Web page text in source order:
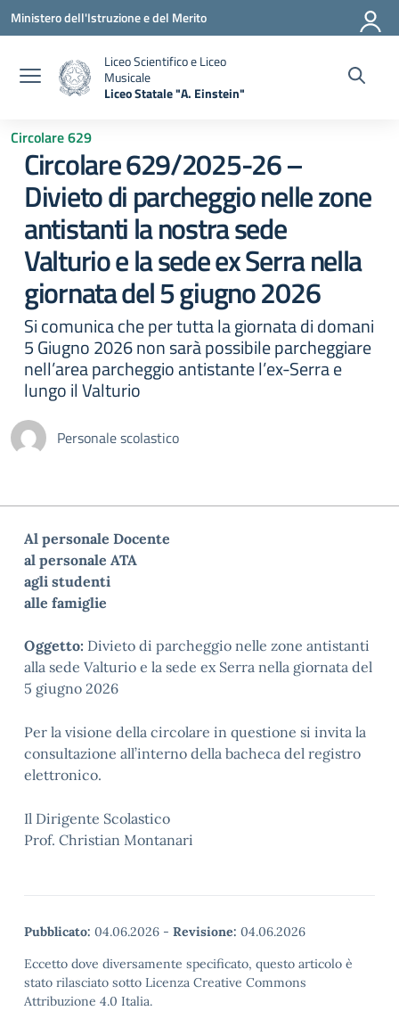
Vai ai contenuti
Vai al menu di navigazione
Vai al footer
Ministero dell'Istruzione e del Merito
Liceo Scientifico e Liceo
Musicale
Liceo Statale "A. Einstein"
Circolare 629
Circolare 629/2025-26 –
Divieto di parcheggio nelle zone
antistanti la nostra sede
Valturio e la sede ex Serra nella
giornata del 5 giugno 2026
Si comunica che per tutta la giornata di domani
5 Giugno 2026 non sarà possibile parcheggiare
nell’area parcheggio antistante l’ex-Serra e
lungo il Valturio
Personale scolastico
Al personale Docente
al personale ATA
agli studenti
alle famiglie
Oggetto: Divieto di parcheggio nelle zone antistanti
alla sede Valturio e la sede ex Serra nella giornata del
5 giugno 2026
Per la visione della circolare in questione si invita la
consultazione all’interno della bacheca del registro
elettronico.
Il Dirigente Scolastico
Prof. Christian Montanari
Pubblicato: 04.06.2026 - Revisione: 04.06.2026
Eccetto dove diversamente specificato, questo articolo è
stato rilasciato sotto Licenza Creative Commons
Attribuzione 4.0 Italia.